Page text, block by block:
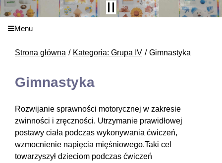
Menu
Strona główna Kategoria: Grupa IV Gimnastyka
Gimnastyka
Rozwijanie sprawności motorycznej w zakresie
zwinności i zręczności. Utrzymanie prawidłowej
postawy ciała podczas wykonywania ćwiczeń,
wzmocnienie napięcia mięśniowego.Taki cel
towarzyszył dzieciom podczas ćwiczeń